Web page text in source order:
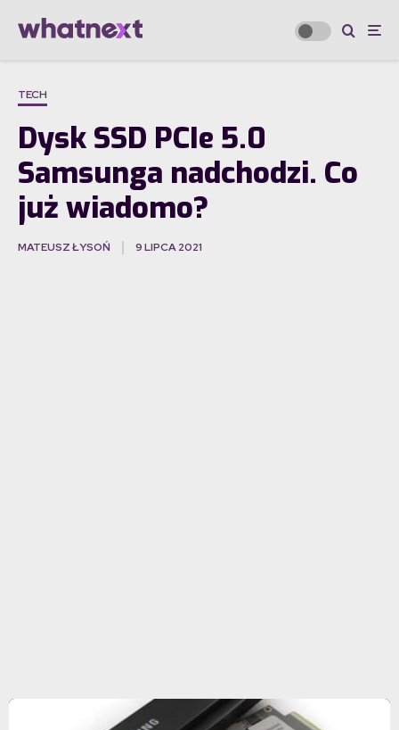
TECH
Dysk SSD PCIe 5.0
Samsunga nadchodzi. Co
już wiadomo?
MATEUSZ ŁYSOŃ 9 LIPCA 2021